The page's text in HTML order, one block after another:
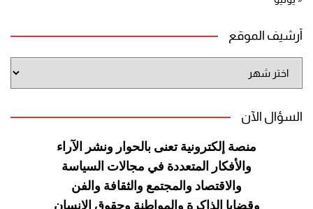
أرشيف الموقع
الموقع
السؤال الآن
منصة إلكترونية تعنى بالحوار ونشر
الآراء
والأفكار المتعددة في مجالات السياسة
والاقتصاد والمجتمع والثقافة والفن